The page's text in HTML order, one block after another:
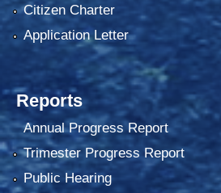
Citizen Charter
Application Letter
Reports
Annual Progress Report
Trimester Progress Report
Public Hearing